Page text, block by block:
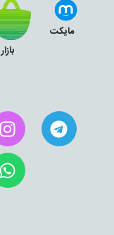
مایکت
بازار